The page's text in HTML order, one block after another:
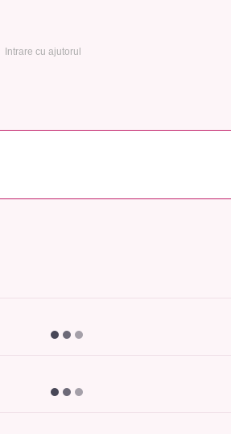
Intrare cu ajutorul